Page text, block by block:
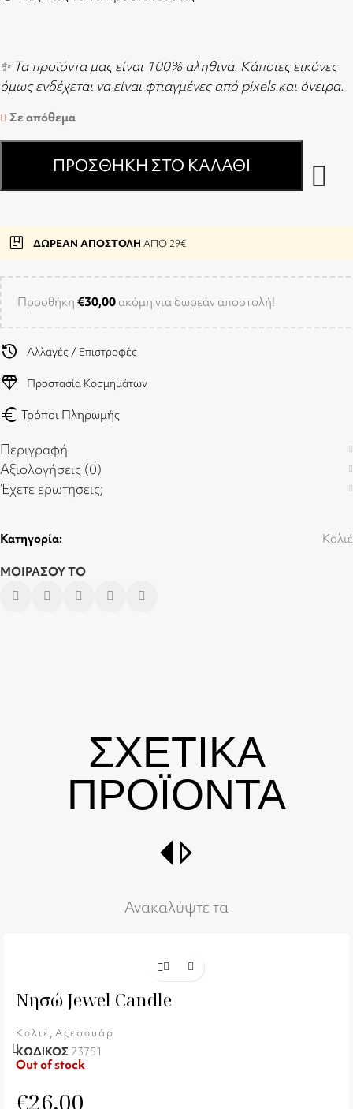
✨ Τα προϊόντα μας είναι 100% αληθινά. Κάποιες εικόνες
όμως ενδέχεται να είναι φτιαγμένες από pixels και όνειρα.
Σε απόθεμα
ΠΡΟΣΘΉΚΗ ΣΤΟ ΚΑΛΆΘΙ
package ΔΩΡΕΑΝ ΑΠΟΣΤΟΛΗ ΑΠΟ 29€
Προσθήκη €30,00 ακόμη για δωρεάν αποστολή!
history Αλλαγές / Επιστροφές
diamond Προστασία Κοσμημάτων
euro Τρόποι Πληρωμής
Περιγραφή
Αξιολογήσεις (0)
Έχετε ερωτήσεις;
Κατηγορία: Κολιέ
ΜΟΙΡΑΣΟΥ ΤΟ
ΣΧΕΤΙΚΑ
ΠΡΟΪΟΝΤΑ
switch_right
Ανακαλύψτε τα
Νησώ Jewel Candle
Κολιέ, Αξεσουάρ
ΚΩΔΙΚΟΣ 23751
Out of stock
€26,00